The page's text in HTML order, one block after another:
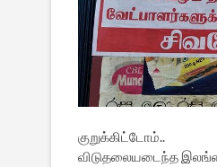
குறுக்கிட்டோம்..
விடுதலையடைந்த